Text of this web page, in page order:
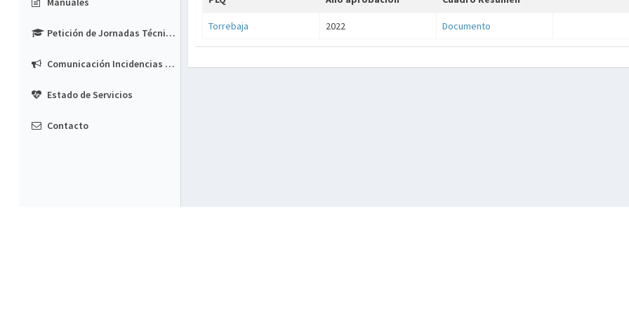
Petición de Jornadas Técnicas
Comunicación Incidencias Depósitos
Estado de Servicios
Contacto
Torrebaja 2022 Documento